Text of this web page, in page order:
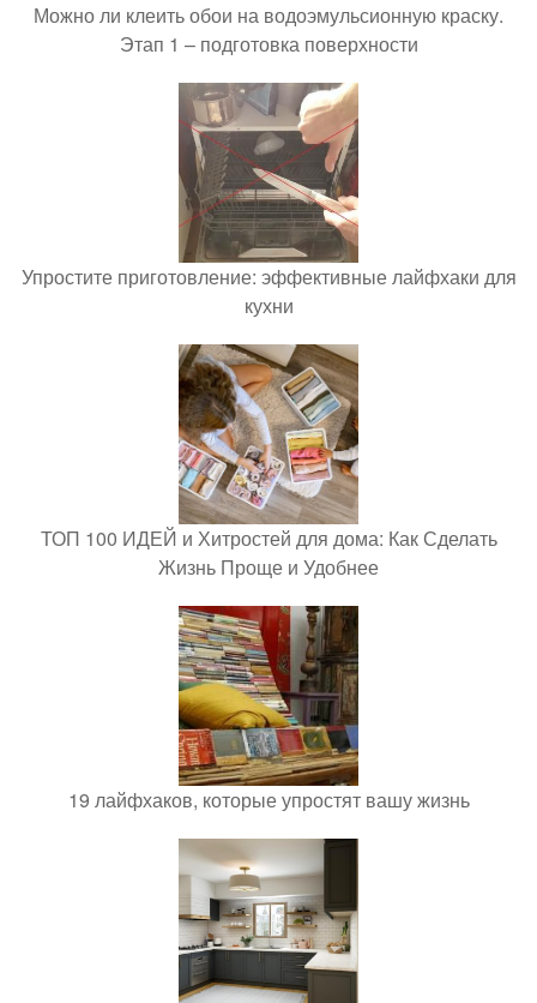
Можно ли клеить обои на водоэмульсионную краску.
Этап 1 – подготовка поверхности
Упростите приготовление: эффективные лайфхаки для
кухни
ТОП 100 ИДЕЙ и Хитростей для дома: Как Сделать
Жизнь Проще и Удобнее
19 лайфхаков, которые упростят вашу жизнь